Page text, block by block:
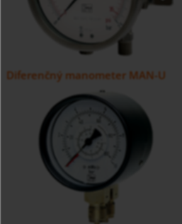
Diferenčný manometer MAN-U